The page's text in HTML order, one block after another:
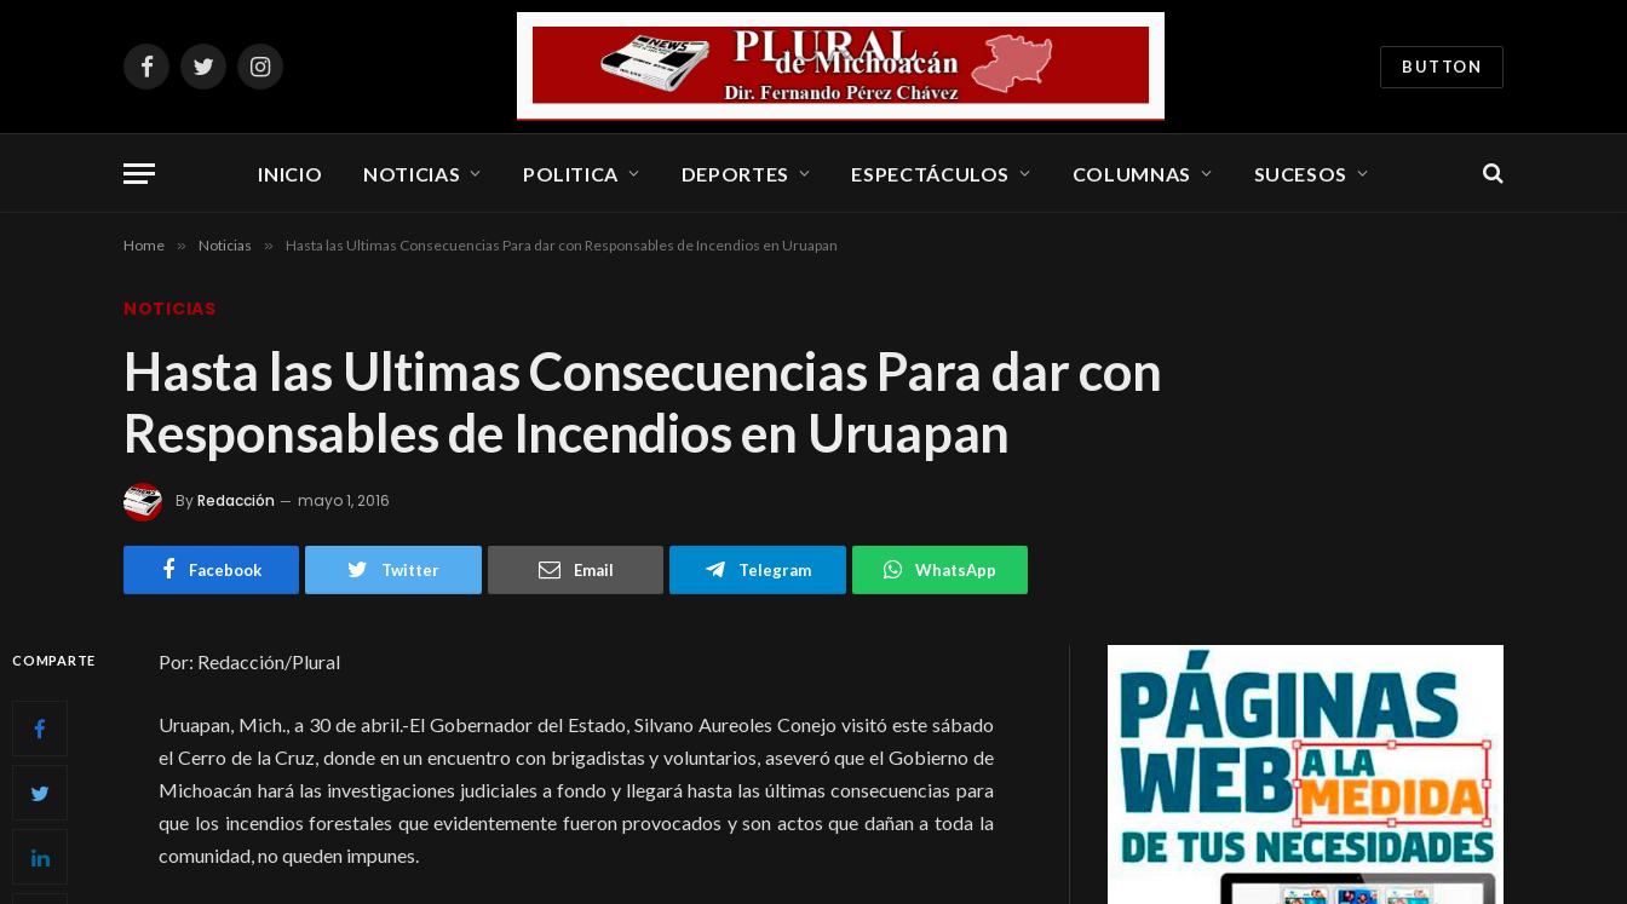
FacebookTwitterInstagram
BUTTON
INICIO NOTICIAS POLITICA DEPORTES ESPECTÁCULOS COLUMNAS SUCESOS
Home » Noticias » Hasta las Ultimas Consecuencias Para dar con Responsables de Incendios en Uruapan
NOTICIAS
Hasta las Ultimas Consecuencias Para dar con
Responsables de Incendios en Uruapan
ByRedacción mayo 1, 2016
Facebook Twitter Email Telegram WhatsApp
COMPARTE Por: Redacción/Plural
Uruapan, Mich., a 30 de abril.-El Gobernador del Estado, Silvano Aureoles Conejo visitó este sábado
el Cerro de la Cruz, donde en un encuentro con brigadistas y voluntarios, aseveró que el Gobierno de
Michoacán hará las investigaciones judiciales a fondo y llegará hasta las últimas consecuencias para
que los incendios forestales que evidentemente fueron provocados y son actos que dañan a toda la
comunidad, no queden impunes.